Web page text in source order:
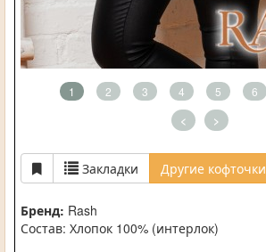
1 2 3 4 5 6
< >
Закладки Другие кофточки
Бренд: Rash
Состав: Хлопок 100% (интерлок)